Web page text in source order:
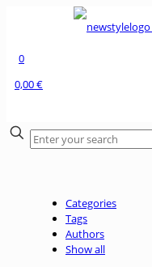
0
0,00 €
Categories
Tags
Authors
Show all